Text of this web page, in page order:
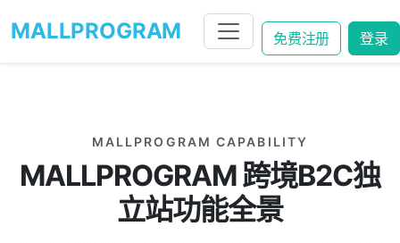
MALLPROGRAM 免费注册 登录
MALLPROGRAM CAPABILITY
MALLPROGRAM 跨境B2C独
立站功能全景